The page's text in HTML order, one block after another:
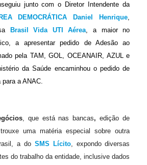
junto com o Diretor Intendente da
DEMOCRÁTICA Daniel Henrique,
Brasil Vida UTI Aérea, a maior no
a apresentar pedido de Adesão ao
pela TAM, GOL, OCEANAIR, AZUL e
da Saúde encaminhou o pedido de
a ANAC.
, que está nas bancas,edição de
uma matéria especial sobre outra
a do SMS Lícito, expondo diversas
do trabalho da entidade, inclusive dados